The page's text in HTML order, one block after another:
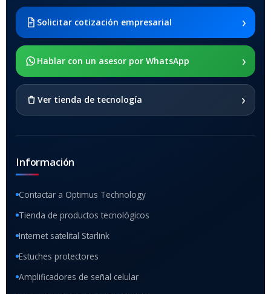
2021 SM-x200 / Samsung
Galaxy Tab A8 10.5 2021 SM-
x205
SOPORTE DE APOYO
Solicitar cotización empresarial ›
Hablar con un asesor por WhatsApp ›
Ver tienda de tecnología ›
Información
Contactar a Optimus Technology
Tienda de productos tecnológicos
Internet satelital Starlink
Estuches protectores
Amplificadores de señal celular